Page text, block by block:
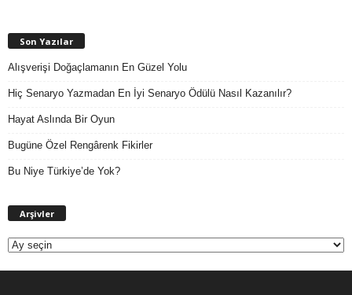
Son Yazılar
Alışverişi Doğaçlamanın En Güzel Yolu
Hiç Senaryo Yazmadan En İyi Senaryo Ödülü Nasıl Kazanılır?
Hayat Aslında Bir Oyun
Bugüne Özel Rengârenk Fikirler
Bu Niye Türkiye’de Yok?
Arşivler